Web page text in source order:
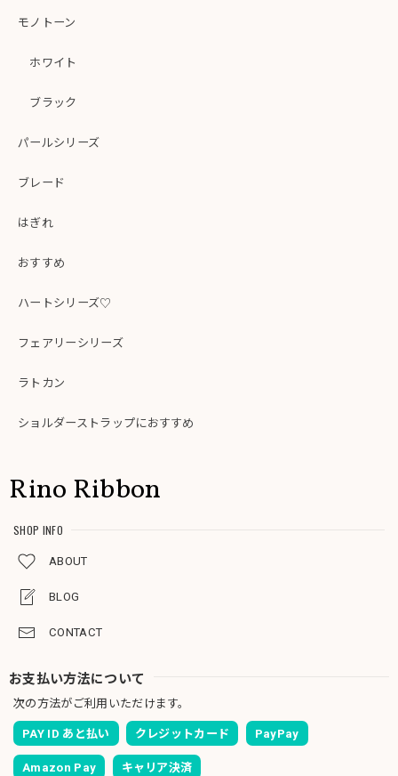
モノトーン
ホワイト
ブラック
パールシリーズ
ブレード
はぎれ
おすすめ
ハートシリーズ♡
フェアリーシリーズ
ラトカン
ショルダーストラップにおすすめ
Rino Ribbon
SHOP INFO
ABOUT
BLOG
CONTACT
お支払い方法について
次の方法がご利用いただけます。
PAY ID あと払い クレジットカード PayPay
Amazon Pay キャリア決済